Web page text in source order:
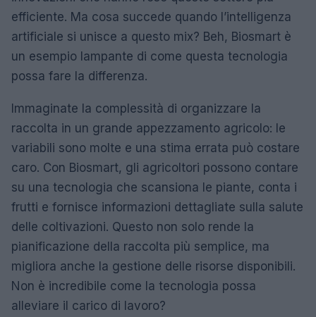
efficiente. Ma cosa succede quando l’intelligenza
artificiale si unisce a questo mix? Beh, Biosmart è
un esempio lampante di come questa tecnologia
possa fare la differenza.
Immaginate la complessità di organizzare la
raccolta in un grande appezzamento agricolo: le
variabili sono molte e una stima errata può costare
caro. Con Biosmart, gli agricoltori possono contare
su una tecnologia che scansiona le piante, conta i
frutti e fornisce informazioni dettagliate sulla salute
delle coltivazioni. Questo non solo rende la
pianificazione della raccolta più semplice, ma
migliora anche la gestione delle risorse disponibili.
Non è incredibile come la tecnologia possa
alleviare il carico di lavoro?